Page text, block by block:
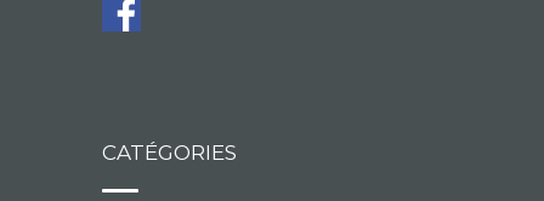
CATÉGORIES